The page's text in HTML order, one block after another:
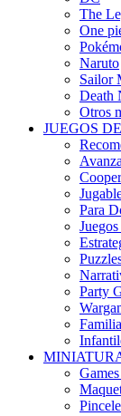
The
One
Naruto
Sailor
Death
Otros
JUEGOS
Para
Party